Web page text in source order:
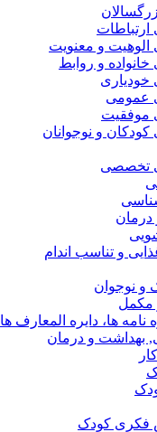
و معنویت
و روابط
عمومی
موفقیت
و نوجوانان
تخصصی
و تناسب اندام
و نوجوان
مکمل
ها، دایره المعارف ها
بهداشت و درمان
فکری کودک